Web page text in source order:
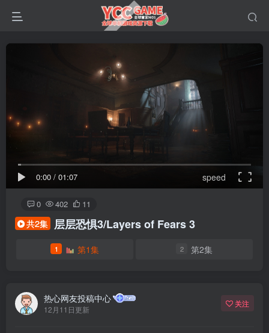
0:00 / 01:07 speed
0 402 11
共2集 层层恐惧3/Layers of Fears 3
1 第1集 2 第2集
热心网友投稿中心
12月11日更新
关注